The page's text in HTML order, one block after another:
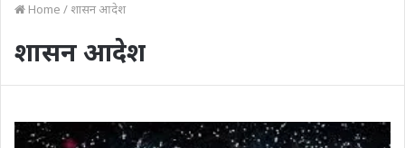
Home /शासन आदेश
शासन आदेश